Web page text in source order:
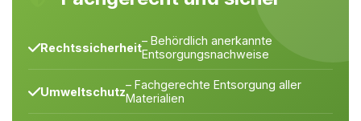
Rechtssicherheit– Behördlich anerkannte
Entsorgungsnachweise
Umweltschutz– Fachgerechte Entsorgung aller
Materialien